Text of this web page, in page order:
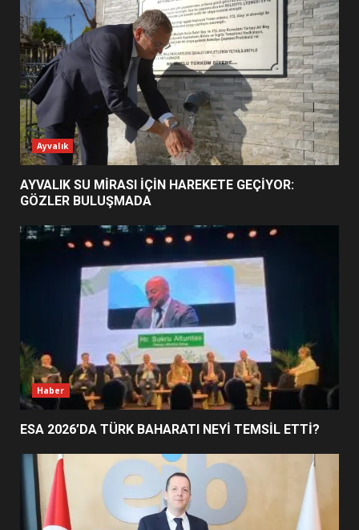
1
AYVALIK SU MİRASI İÇİN
HAREKETE GEÇİYOR: GÖZLER
BULUŞMADA
2
ESA 2026’DA TÜRK BAHARATI
NEYİ TEMSİL ETTİ?
EİB’DE KRİTİK ATAMA:
SÜRDÜRÜLEBİLİRLİKTE NE
DEĞİŞECEK?
4
EDREMİT’İN GURURU TÜRKİYE
FİNALİNDE NE BAŞARDI?
5
UZATILDI: NE DEĞİŞTİ?
Ayvalık
AYVALIK SU MİRASI İÇİN HAREKETE GEÇİYOR:
GÖZLER BULUŞMADA
Haber
ESA 2026’DA TÜRK BAHARATI NEYİ TEMSİL ETTİ?